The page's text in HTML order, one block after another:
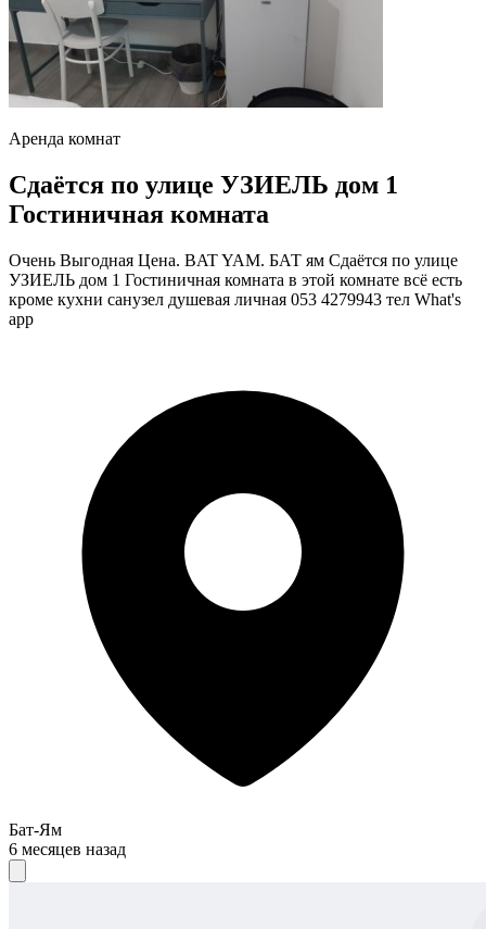
Аренда комнат
Сдаётся по улице УЗИЕЛЬ дом 1
Гостиничная комната
Очень Выгодная Цена. BAT YAM. БАТ ям Сдаётся по улице
УЗИЕЛЬ дом 1 Гостиничная комната в этой комнате всё есть
кроме кухни санузел душевая личная 053 4279943 тел What's
app
Бат-Ям
6 месяцев назад